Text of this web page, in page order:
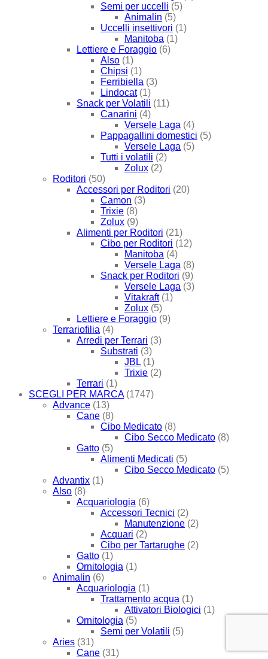
Semi per uccelli (5)
Animalin (5)
Uccelli insettivori (1)
Manitoba (1)
Lettiere e Foraggio (6)
Also (1)
Chipsi (1)
Ferribiella (3)
Lindocat (1)
Snack per Volatili (11)
Canarini (4)
Versele Laga (4)
Pappagallini domestici (5)
Versele Laga (5)
Tutti i volatili (2)
Zolux (2)
Roditori (50)
Accessori per Roditori (20)
Camon (3)
Trixie (8)
Zolux (9)
Alimenti per Roditori (21)
Cibo per Roditori (12)
Manitoba (4)
Versele Laga (8)
Snack per Roditori (9)
Versele Laga (3)
Vitakraft (1)
Zolux (5)
Lettiere e Foraggio (9)
Terrariofilia (4)
Arredi per Terrari (3)
Substrati (3)
JBL (1)
Trixie (2)
Terrari (1)
SCEGLI PER MARCA (1747)
Advance (13)
Cane (8)
Cibo Medicato (8)
Cibo Secco Medicato (8)
Gatto (5)
Alimenti Medicati (5)
Cibo Secco Medicato (5)
Advantix (1)
Also (8)
Acquariologia (6)
Accessori Tecnici (2)
Manutenzione (2)
Acquari (2)
Cibo per Tartarughe (2)
Gatto (1)
Ornitologia (1)
Animalin (6)
Acquariologia (1)
Trattamento acqua (1)
Attivatori Biologici (1)
Ornitologia (5)
Semi per Volatili (5)
Aries (31)
Cane (31)